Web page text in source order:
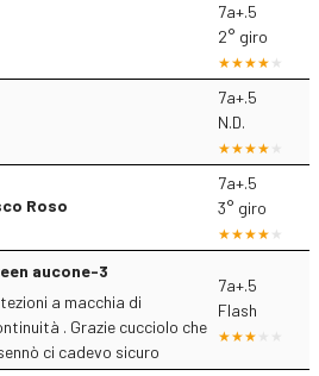
7a+.5
2° giro
7a+.5
N.D.
Roso
7a+.5
3° giro
aucone-3
a macchia di
. Grazie cucciolo che
ci cadevo sicuro
7a+.5
Flash